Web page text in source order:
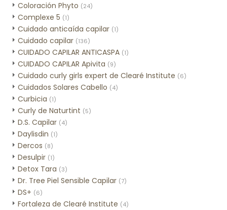
Coloración Phyto (24)
Complexe 5 (1)
Cuidado anticaída capilar (1)
Cuidado capilar (136)
CUIDADO CAPILAR ANTICASPA (1)
CUIDADO CAPILAR Apivita (9)
Cuidado curly girls expert de Clearé Institute (6)
Cuidados Solares Cabello (4)
Curbicia (1)
Curly de Naturtint (5)
D.S. Capilar (4)
Daylisdin (1)
Dercos (8)
Desulpir (1)
Detox Tara (3)
Dr. Tree Piel Sensible Capilar (7)
DS+ (6)
Fortaleza de Clearé Institute (4)